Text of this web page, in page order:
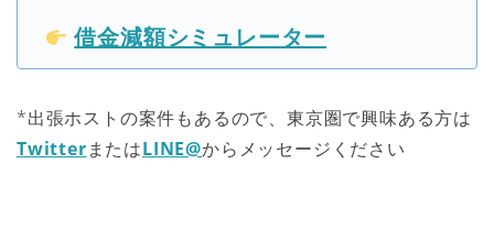
借金減額シミュレーター
*出張ホストの案件もあるので、東京圏で興味ある方は
TwitterまたはLINE@からメッセージください